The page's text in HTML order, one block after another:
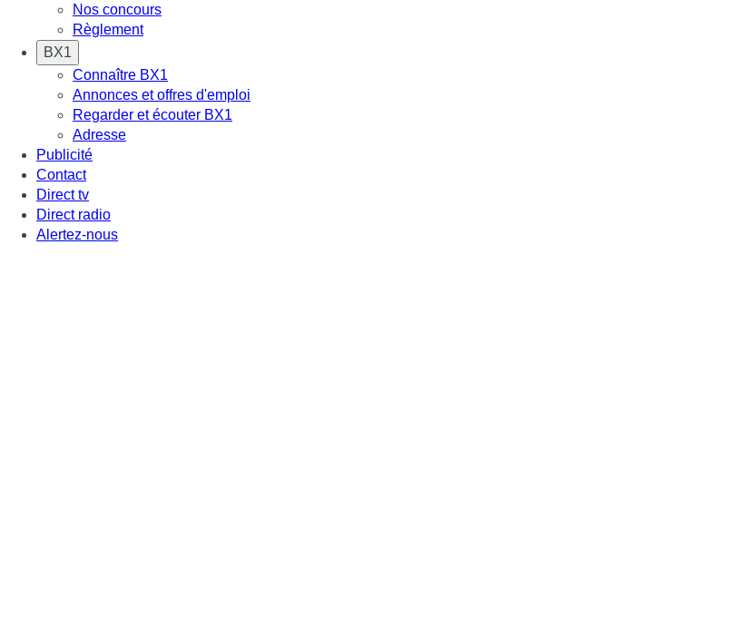
Nos concours
Règlement
BX1
Connaître BX1
Annonces et offres d'emploi
Regarder et écouter BX1
Adresse
Publicité
Contact
Direct tv
Direct radio
Alertez-nous